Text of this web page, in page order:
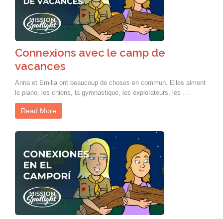
Connexions avec le camp de
vacances
Anna et Emilia ont beaucoup de choses en commun. Elles aiment
le piano, les chiens, la gymnastique, les explorateurs, les …
Read More